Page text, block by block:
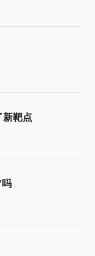
新靶点
吗